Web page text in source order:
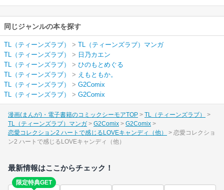
同じジャンルの本を探す
TL（ティーンズラブ） > TL（ティーンズラブ）マンガ
TL（ティーンズラブ）
> 日乃カエン
TL（ティーンズラブ）
> ひのもとめぐる
TL（ティーンズラブ）
> えもともか。
TL（ティーンズラブ）
> G2Comix
TL（ティーンズラブ）
> G2Comix
漫画(まんが)・電子書籍のコミックシーモアTOP
TL（ティーンズラブ）
TL（ティーンズラブ）マンガ
G2Comix
G2Comix
恋愛コレクション2 ハートで感じるLOVEキャンディ（他）
恋愛コレクショ
ン2 ハートで感じるLOVEキャンディ（他）
最新情報はここからチェック！
限定特典GET